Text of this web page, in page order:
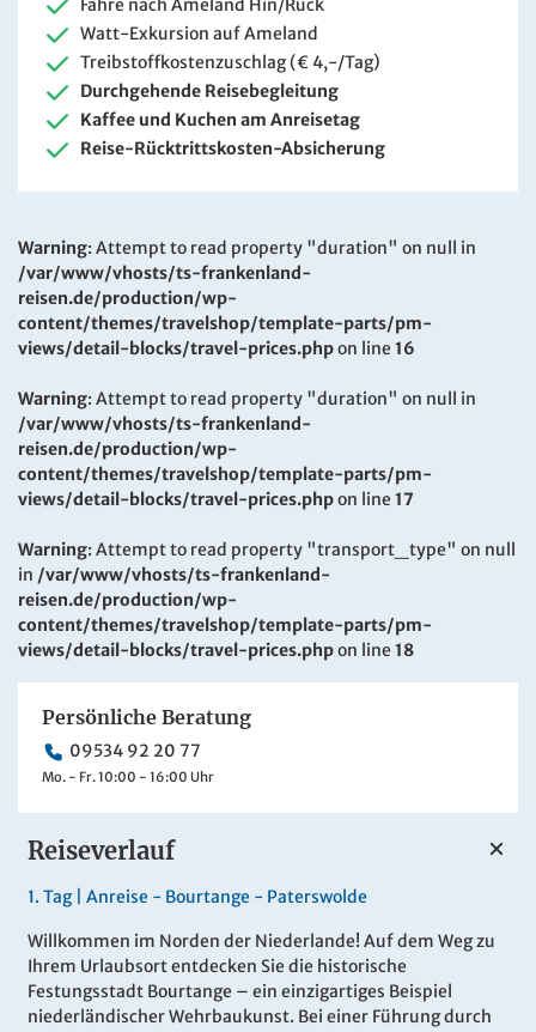
Reiseverlauf
1. Tag | Anreise - Bourtange - Paterswolde
Willkommen im Norden der Niederlande! Auf dem Weg zu
Ihrem Urlaubsort entdecken Sie die historische
Festungsstadt Bourtange – ein einzigartiges Beispiel
niederländischer Wehrbaukunst. Bei einer Führung durch
Fähre nach Ameland Hin/Rück
Watt-Exkursion auf Ameland
Treibstoffkostenzuschlag (€ 4,-/Tag)
Durchgehende Reisebegleitung
Kaffee und Kuchen am Anreisetag
Reise-Rücktrittskosten-Absicherung
Warning: Attempt to read property "duration" on null in
/var/www/vhosts/ts-frankenland-
reisen.de/production/wp-
content/themes/travelshop/template-parts/pm-
views/detail-blocks/travel-prices.phpon line 16
Warning: Attempt to read property "duration" on null in
/var/www/vhosts/ts-frankenland-
reisen.de/production/wp-
content/themes/travelshop/template-parts/pm-
views/detail-blocks/travel-prices.phpon line 17
Warning: Attempt to read property "transport_type" on null
in /var/www/vhosts/ts-frankenland-
reisen.de/production/wp-
content/themes/travelshop/template-parts/pm-
views/detail-blocks/travel-prices.phpon line 18
Persönliche Beratung
09534 92 20 77
Mo. - Fr. 10:00 - 16:00 Uhr